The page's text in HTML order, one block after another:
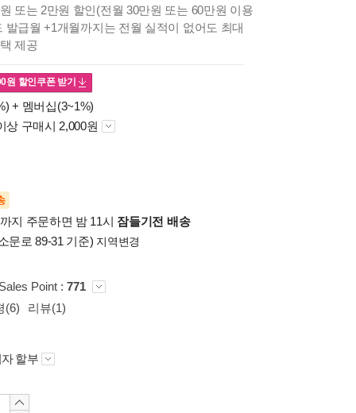
또는 2만원 할인(전월 30만원 또는 60만원 이용
발급월 +1개월까지는 전월 실적이 없어도 최대
제공
원 할인쿠폰 받기
+ 멤버십(3~1%)
상 구매시 2,000원
지 주문하면 밤 11시 잠들기전 배송
문로 89-31 기준) 지역변경
Point : 771
(6)
리뷰(1)
할부